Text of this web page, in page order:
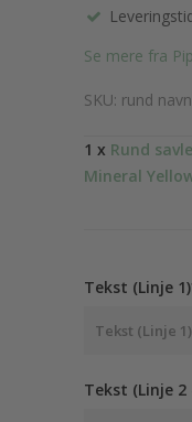
Se mere fra
SKU: rund
1 x Rund
Mineral
Tekst (Linje
Tekst (Linje